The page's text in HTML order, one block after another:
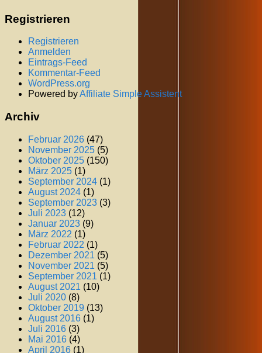
Registrieren
Registrieren
Anmelden
Eintrags-Feed
Kommentar-Feed
WordPress.org
Powered byAffiliate Simple Assistent
Archiv
Februar 2026 (47)
November 2025 (5)
Oktober 2025 (150)
März 2025 (1)
September 2024 (1)
August 2024 (1)
September 2023 (3)
Juli 2023 (12)
Januar 2023 (9)
März 2022 (1)
Februar 2022 (1)
Dezember 2021 (5)
November 2021 (5)
September 2021 (1)
August 2021 (10)
Juli 2020 (8)
Oktober 2019 (13)
August 2016 (1)
Juli 2016 (3)
Mai 2016 (4)
April 2016 (1)